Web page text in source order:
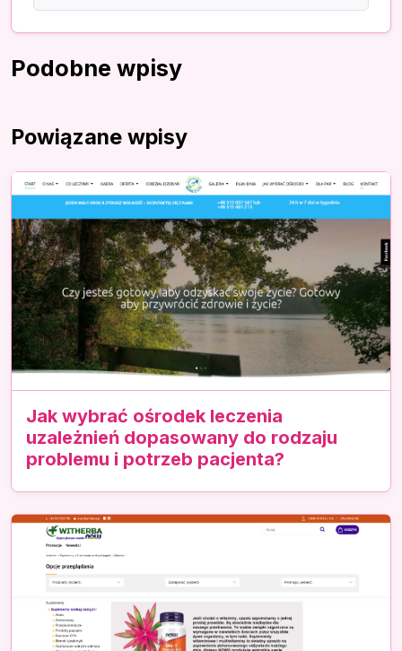
Podobne wpisy
Powiązane wpisy
Jak wybrać ośrodek leczenia
uzależnień dopasowany do rodzaju
problemu i potrzeb pacjenta?